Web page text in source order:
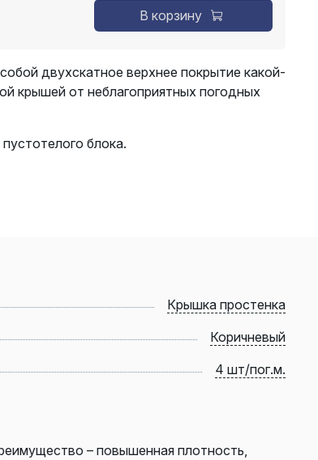
В корзину
двухскатное верхнее покрытие какой-
крышей от неблагоприятных погодных
блока.
Крышка простенка
Коричневый
4 шт/пог.м.
– повышенная плотность,